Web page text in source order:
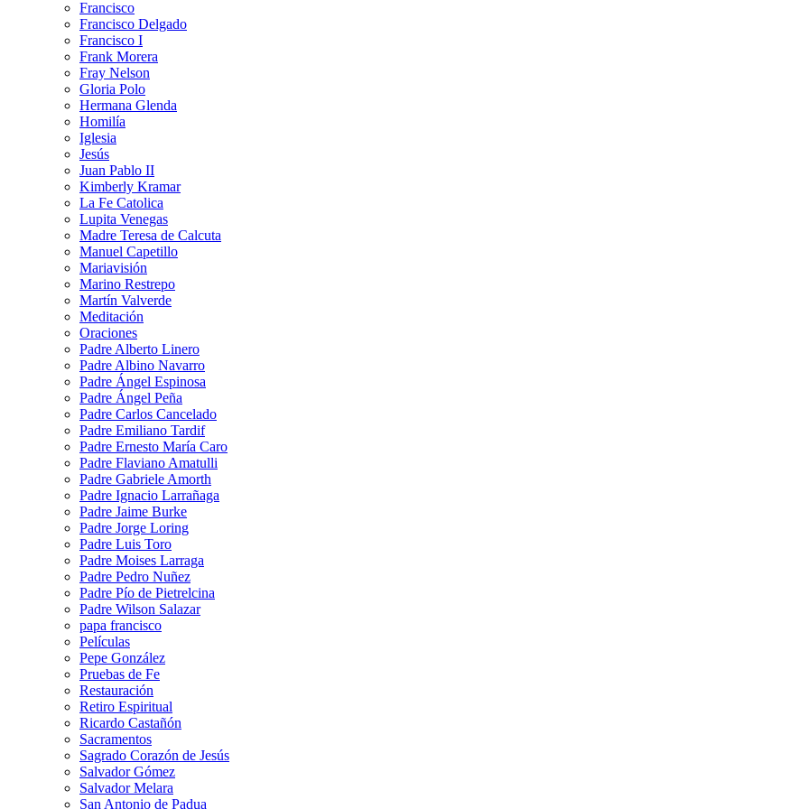
Francisco
Francisco Delgado
Francisco I
Frank Morera
Fray Nelson
Gloria Polo
Hermana Glenda
Homilía
Iglesia
Jesús
Juan Pablo II
Kimberly Kramar
La Fe Catolica
Lupita Venegas
Madre Teresa de Calcuta
Manuel Capetillo
Mariavisión
Marino Restrepo
Martín Valverde
Meditación
Oraciones
Padre Alberto Linero
Padre Albino Navarro
Padre Ángel Espinosa
Padre Ángel Peña
Padre Carlos Cancelado
Padre Emiliano Tardif
Padre Ernesto María Caro
Padre Flaviano Amatulli
Padre Gabriele Amorth
Padre Ignacio Larrañaga
Padre Jaime Burke
Padre Jorge Loring
Padre Luis Toro
Padre Moises Larraga
Padre Pedro Nuñez
Padre Pío de Pietrelcina
Padre Wilson Salazar
papa francisco
Películas
Pepe González
Pruebas de Fe
Restauración
Retiro Espiritual
Ricardo Castañón
Sacramentos
Sagrado Corazón de Jesús
Salvador Gómez
Salvador Melara
San Antonio de Padua